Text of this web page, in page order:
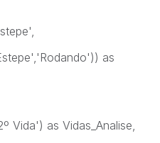
as
as Vidas_Analise,